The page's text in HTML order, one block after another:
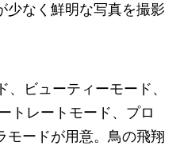
少なく鮮明な写真を撮影
ビューティーモード、
トレートモード、プロ
モードが用意。鳥の飛翔